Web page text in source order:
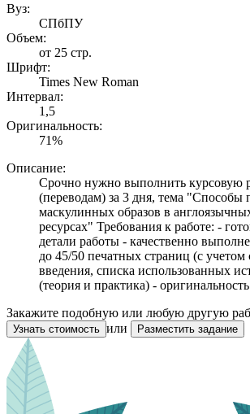
Вуз:
СПбПУ
Объем:
от 25 стр.
Шрифт:
Times New Roman
Интервал:
1,5
Оригинальность:
71%
Описание:
Cрочно нужно выполнить курсовую
(переводам) за 3 дня, тема "Способы
маскулинных образов в
ресурсах" Требования к работе: -
детали работы - качественно
до 45/50 печатных страниц (с учетом
введения, списка использованных
(теория и практика) -
Закажите подобную или любую другую
Узнать стоимость или Разместить задание